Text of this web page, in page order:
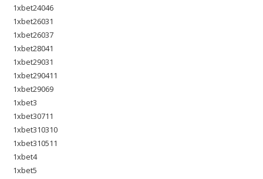
1xbet24046
1xbet26031
1xbet26037
1xbet28041
1xbet29031
1xbet290411
1xbet29069
1xbet3
1xbet30711
1xbet310310
1xbet310511
1xbet4
1xbet5